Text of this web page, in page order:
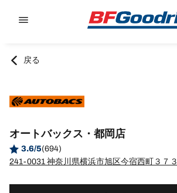
戻る
オートバックス・都岡店
3.6/5(694)
241-0031 神奈川県横浜市旭区今宿西町３７３